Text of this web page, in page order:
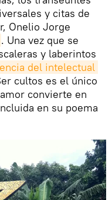
y citas de
Onelio Jorge
. Una vez que se
y laberintos
del intelectual
cultos es el único
convierte en
en su poema